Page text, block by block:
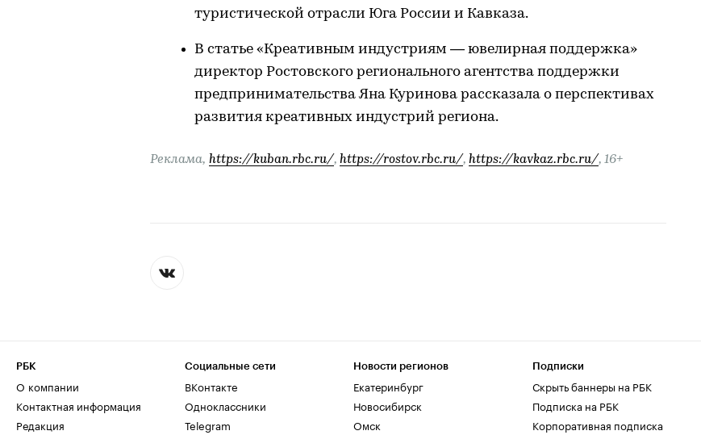
туристической отрасли Юга России и Кавказа.
В статье «Креативным индустриям — ювелирная поддержка»
директор Ростовского регионального агентства поддержки
предпринимательства Яна Куринова рассказала о перспективах
развития креативных индустрий региона.
Реклама, https://kuban.rbc.ru/, https://rostov.rbc.ru/, https://kavkaz.rbc.ru/, 16+
РБК
О компании
Контактная информация
Редакция
Социальные сети
ВКонтакте
Одноклассники
Telegram
Новости регионов
Екатеринбург
Новосибирск
Омск
Подписки
Скрыть баннеры на РБК
Подписка на РБК
Корпоративная подписка